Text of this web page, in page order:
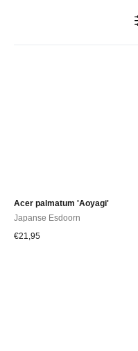
een gemiddelde hoogte van
Acer palmatum 'Aoyagi'
Japanse Esdoorn
€21,95